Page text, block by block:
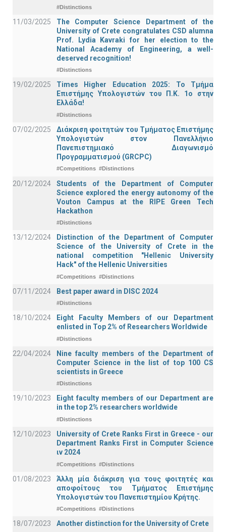
#Distinctions
11/03/2025
The Computer Science Department of the
University of Crete congratulates CSD alumna
Prof. Lydia Kavraki for her election to the
National Academy of Engineering, a well-
deserved recognition!
#Distinctions
19/02/2025
Times Higher Education 2025: Το Τμήμα
Επιστήμης Υπολογιστών του Π.Κ. 1ο στην
Ελλάδα!
#Distinctions
07/02/2025
Διάκριση φοιτητών του Τμήματος Επιστήμης
Υπολογιστών στον Πανελλήνιο
Πανεπιστημιακό Διαγωνισμό
Προγραμματισμού (GRCPC)
#Competitions #Distinctions
20/12/2024
Students of the Department of Computer
Science explored the energy autonomy of the
Vouton Campus at the RIPE Green Tech
Hackathon
#Distinctions
13/12/2024
Distinction of the Department of Computer
Science of the University of Crete in the
national competition "Hellenic University
Hack" of the Hellenic Universities
#Competitions #Distinctions
07/11/2024 Best paper award in DISC 2024
#Distinctions
18/10/2024
Eight Faculty Members of our Department
enlisted in Top 2% of Researchers Worldwide
#Distinctions
22/04/2024
Nine faculty members of the Department of
Computer Science in the list of top 100 CS
scientists in Greece
#Distinctions
19/10/2023
Eight faculty members of our Department are
in the top 2% researchers worldwide
#Distinctions
12/10/2023
University of Crete Ranks First in Greece - our
Department Ranks First in Computer Science
ιν 2024
#Competitions #Distinctions
01/08/2023
Άλλη μία διάκριση για τους φοιτητές και
αποφοίτους του Τμήματος Επιστήμης
Υπολογιστών του Πανεπιστημίου Κρήτης.
#Competitions #Distinctions
18/07/2023 Another distinction for the University of Crete